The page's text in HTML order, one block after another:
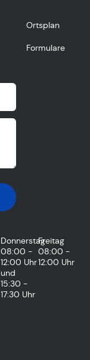
Ortsplan
Formulare
Donnerstag
08:00 -
12:00 Uhr
und
15:30 -
17:30 Uhr
Freitag
08:00 -
12:00 Uhr